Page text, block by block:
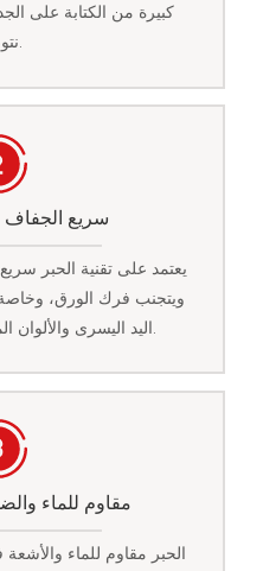
كبيرة من الكتابة على
نتوءات.
سريع الجفاف
يعتمد على تقنية الحبر
ويتجنب فرك الورق،
اليد اليسرى والألوان المتداخلة المرسومة يدويًا.
مقاوم للماء
الحبر مقاوم للماء